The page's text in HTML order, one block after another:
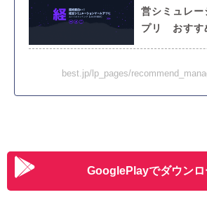
営シミュレー
プリ おすす
best.jp/lp_pages/
GooglePlayでダウンロ